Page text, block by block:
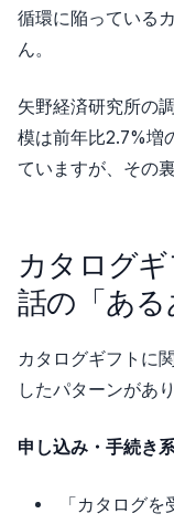
循環に陥っている
ん。
矢野経済研究所の
模は前年比2.7%増
ていますが、その
カタログ
話の「ある
カタログギフトに
したパターンがあり
申し込み・手続き
「カタログ